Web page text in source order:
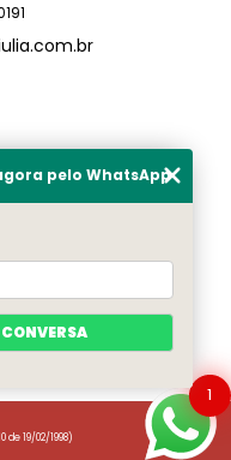
de 19/02/1998)
1
pelo WhatsApp